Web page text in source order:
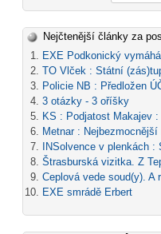
Nejčtenější články za
EXE Podkonický
TO Vlček : Státní
Policie NB : Předložen
3 otázky - 3 oříšky
KS : Podjatost Makajev
Metnar :
INSolvence v plenkách
Štrasburská vizitka. Z
Ceplová vede soud(y).
EXE smrádě Erbert